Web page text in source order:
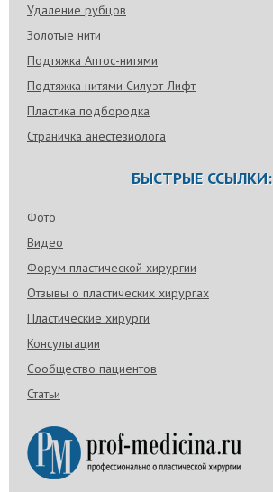
Удаление рубцов
Золотые нити
Подтяжка Аптос-нитями
Подтяжка нитями Силуэт-Лифт
Пластика подбородка
Страничка анестезиолога
БЫСТРЫЕ ССЫЛКИ:
Фото
Видео
Форум пластической хирургии
Отзывы о пластических хирургах
Пластические хирурги
Консультации
Сообщество пациентов
Статьи